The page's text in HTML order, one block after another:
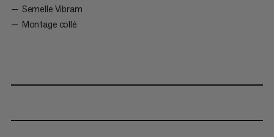
Semelle Vibram
Montage collé